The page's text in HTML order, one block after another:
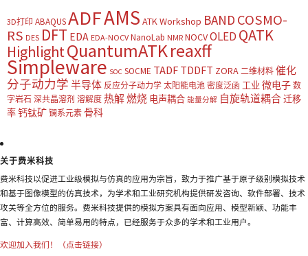
3D打印 ABAQUSADFAMS ATK Workshop BAND COSMO-
RS DES DFT EDA EDA-NOCV NanoLab NMR NOCVOLED QATK
HighlightQuantumATKreaxff
Simpleware SOC SOCME TADF TDDFT ZORA 二维材料 催化
分子动力学 半导体 反应分子动力学 太阳能电池 密度泛函 工业 微电子 数
字岩石 深共晶溶剂 溶解度 热解燃烧 电声耦合 能量分解 自旋轨道耦合迁移
率钙钛矿 镧系元素 骨科
关于费米科技
费米科技以促进工业级模拟与仿真的应用为宗旨，致力于推广基于原子级别模拟技术
和基于图像模型的仿真技术，为学术和工业研究机构提供研发咨询、软件部署、技术
攻关等全方位的服务。费米科技提供的模拟方案具有面向应用、模型新颖、功能丰
富、计算高效、简单易用的特点，已经服务于众多的学术和工业用户。
欢迎加入我们！（点击链接）